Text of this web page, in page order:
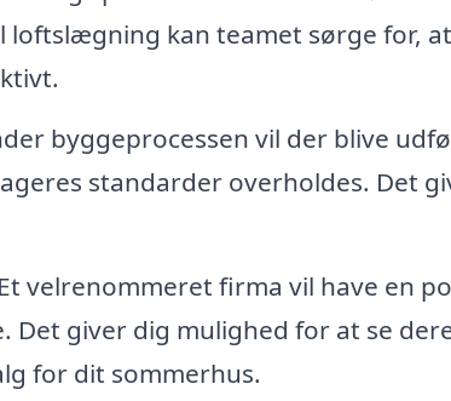
loftslægning kan teamet sørge for,
byggeprocessen vil der blive
standarder overholdes. Det
Et velrenommeret firma vil have en
Det giver dig mulighed for at se
for dit sommerhus.